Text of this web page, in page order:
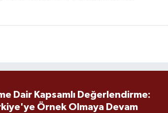
Dair Kapsamlı Değerlendirme:
Örnek Olmaya Devam